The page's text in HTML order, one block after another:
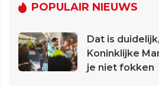
POPULAIR NIEUWS
Dat is
Koninklijke
je niet fokken